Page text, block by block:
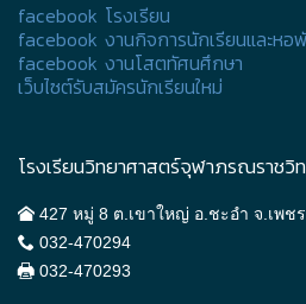
facebook โรงเรียน
facebook งานกิจการนักเรียนและหอ
facebook งานโสตทัศนศึกษา
เว็บไซต์รับสมัครนักเรียนใหม่
โรงเรียนวิทยาศาสตร์จุฬาภรณราชวิ
427 หมู่ 8 ต.เขาใหญ่ อ.ชะอำ จ.เพช
032-470294
032-470293